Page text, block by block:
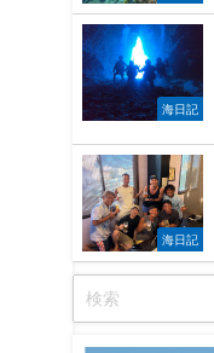
海日記
海日記